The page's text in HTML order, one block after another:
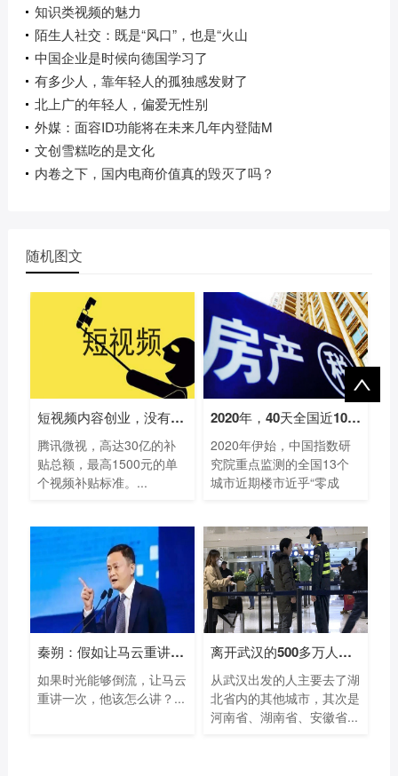
知识类视频的魅力
陌生人社交：既是“风口”，也是“火山
中国企业是时候向德国学习了
有多少人，靠年轻人的孤独感发财了
北上广的年轻人，偏爱无性别
外媒：面容ID功能将在未来几年内登陆M
文创雪糕吃的是文化
内卷之下，国内电商价值真的毁灭了吗？
随机图文
短视频内容创业，没有下半场
腾讯微视，高达30亿的补
贴总额，最高1500元的单
个视频补贴标准。...
2020年，40天全国近100家房企破产！
2020年伊始，中国指数研
究院重点监测的全国13个
城市近期楼市近乎“零成
秦朔：假如让马云重讲一次蚂蚁
如果时光能够倒流，让马云
重讲一次，他该怎么讲？...
离开武汉的500多万人都去了哪里？大数据
从武汉出发的人主要去了湖
北省内的其他城市，其次是
河南省、湖南省、安徽省...